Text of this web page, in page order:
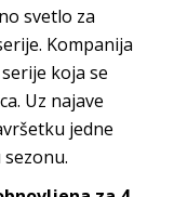
svetlo za
Kompanija
koja se
Uz najave
jedne